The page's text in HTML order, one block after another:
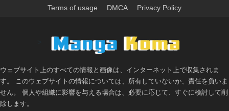
1年前
第214話
第213話
1年前
第212話
1年前
第211話
Terms of usage DMCA Privacy Policy
ウェブサイト上のすべての情報と画像は、インターネット上で収集されま
す。 このウェブサイトの情報については、所有していないか、責任を負いま
せん。 個人や組織に影響を与える場合は、必要に応じて、すぐに検討して削
除します。